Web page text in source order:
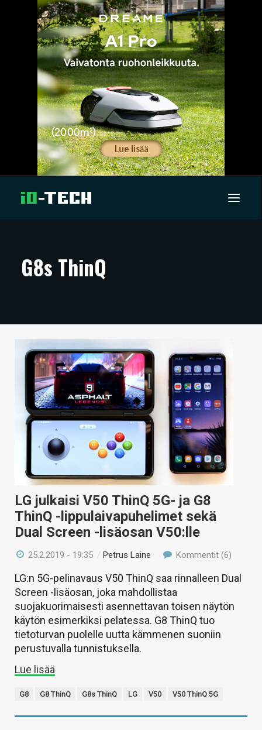
ARTIKKELIT
TECHBBS
TIETOA
HINTA.FI
KAUPPA
VAIHDA TEEMA
HAKU
G8s ThinQ
LG julkaisi V50 ThinQ 5G- ja G8
ThinQ -lippulaivapuhelimet sekä
Dual Screen -lisäosan V50:lle
25.2.2019 - 19:35 /Petrus Laine Kommentit (6)
LG:n 5G-pelinavaus V50 ThinQ saa rinnalleen Dual
Screen -lisäosan, joka mahdollistaa
suojakuorimaisesti asennettavan toisen näytön
käytön esimerkiksi pelatessa. G8 ThinQ tuo
tietoturvan puolelle uutta kämmenen suoniin
perustuvalla tunnistuksella.
Lue lisää
G8 G8 ThinQ G8s ThinQ LG V50 V50 ThinQ 5G